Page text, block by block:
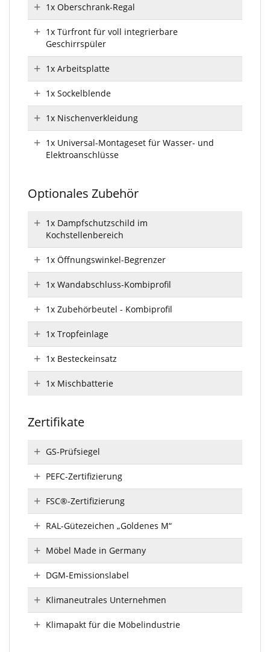
1x Oberschrank-Regal
1x Türfront für voll integrierbare
Geschirrspüler
1x Arbeitsplatte
1x Sockelblende
1x Nischenverkleidung
1x Universal-Montageset für Wasser- und
Elektroanschlüsse
Optionales Zubehör
1x Dampfschutzschild im
Kochstellenbereich
1x Öffnungswinkel-Begrenzer
1x Wandabschluss-Kombiprofil
1x Zubehörbeutel - Kombiprofil
1x Tropfeinlage
1x Besteckeinsatz
1x Mischbatterie
Zertifikate
GS-Prüfsiegel
PEFC-Zertifizierung
FSC®-Zertifizierung
RAL-Gütezeichen „Goldenes M“
Möbel Made in Germany
DGM-Emissionslabel
Klimaneutrales Unternehmen
Klimapakt für die Möbelindustrie